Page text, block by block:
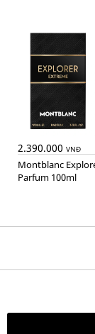
2.390.000 VNĐ
Montblanc Explorer Extreme
Parfum 100ml